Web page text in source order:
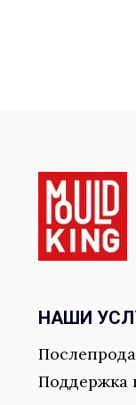
НАШИ
Поддержка